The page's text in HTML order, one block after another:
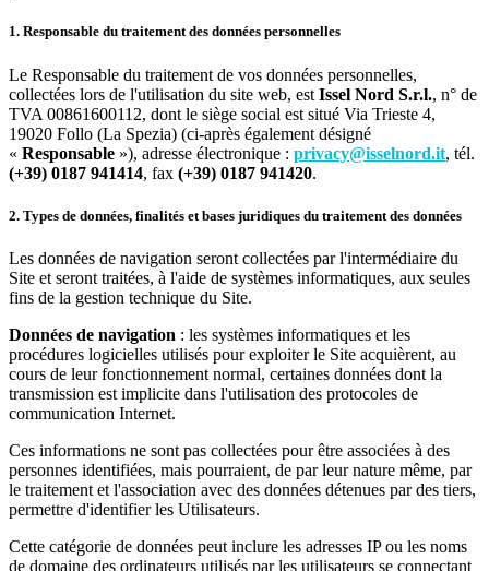
1. Responsable du traitement des données personnelles
Le Responsable du traitement de vos données personnelles,
collectées lors de l'utilisation du site web, est Issel Nord S.r.l., n° de
TVA 00861600112, dont le siège social est situé Via Trieste 4,
19020 Follo (La Spezia) (ci-après également désigné
« Responsable »), adresse électronique : privacy@isselnord.it, tél.
(+39) 0187 941414, fax (+39) 0187 941420.
2. Types de données, finalités et bases juridiques du traitement des données
Les données de navigation seront collectées par l'intermédiaire du
Site et seront traitées, à l'aide de systèmes informatiques, aux seules
fins de la gestion technique du Site.
Données de navigation : les systèmes informatiques et les
procédures logicielles utilisés pour exploiter le Site acquièrent, au
cours de leur fonctionnement normal, certaines données dont la
transmission est implicite dans l'utilisation des protocoles de
communication Internet.
Ces informations ne sont pas collectées pour être associées à des
personnes identifiées, mais pourraient, de par leur nature même, par
le traitement et l'association avec des données détenues par des tiers,
permettre d'identifier les Utilisateurs.
Cette catégorie de données peut inclure les adresses IP ou les noms
de domaine des ordinateurs utilisés par les utilisateurs se connectant